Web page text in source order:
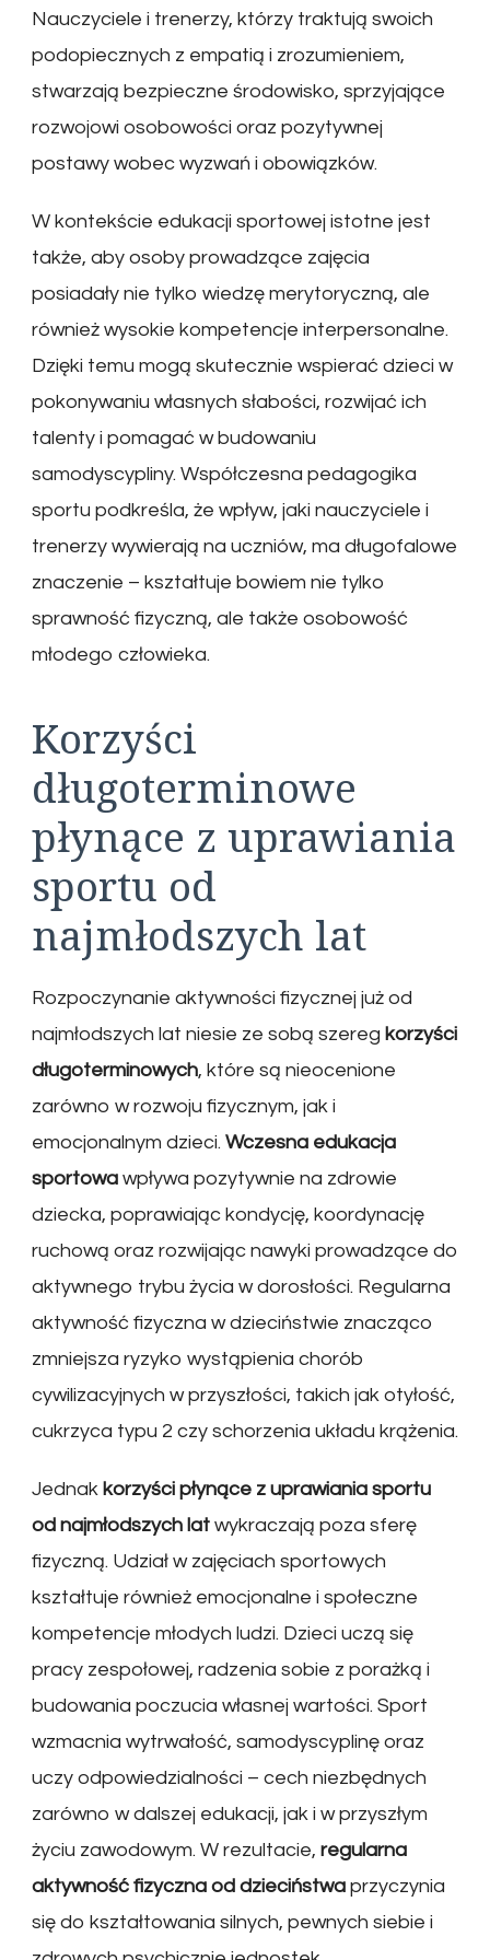
Nauczyciele i trenerzy, którzy traktują swoich
podopiecznych z empatią i zrozumieniem,
stwarzają bezpieczne środowisko, sprzyjające
rozwojowi osobowości oraz pozytywnej
postawy wobec wyzwań i obowiązków.
W kontekście edukacji sportowej istotne jest
także, aby osoby prowadzące zajęcia
posiadały nie tylko wiedzę merytoryczną, ale
również wysokie kompetencje interpersonalne.
Dzięki temu mogą skutecznie wspierać dzieci w
pokonywaniu własnych słabości, rozwijać ich
talenty i pomagać w budowaniu
samodyscypliny. Współczesna pedagogika
sportu podkreśla, że wpływ, jaki nauczyciele i
trenerzy wywierają na uczniów, ma długofalowe
znaczenie – kształtuje bowiem nie tylko
sprawność fizyczną, ale także osobowość
młodego człowieka.
Korzyści
długoterminowe
płynące z uprawiania
sportu od
najmłodszych lat
Rozpoczynanie aktywności fizycznej już od
najmłodszych lat niesie ze sobą szereg korzyści
długoterminowych, które są nieocenione
zarówno w rozwoju fizycznym, jak i
emocjonalnym dzieci. Wczesna edukacja
sportowa wpływa pozytywnie na zdrowie
dziecka, poprawiając kondycję, koordynację
ruchową oraz rozwijając nawyki prowadzące do
aktywnego trybu życia w dorosłości. Regularna
aktywność fizyczna w dzieciństwie znacząco
zmniejsza ryzyko wystąpienia chorób
cywilizacyjnych w przyszłości, takich jak otyłość,
cukrzyca typu 2 czy schorzenia układu krążenia.
Jednak korzyści płynące z uprawiania sportu
od najmłodszych lat wykraczają poza sferę
fizyczną. Udział w zajęciach sportowych
kształtuje również emocjonalne i społeczne
kompetencje młodych ludzi. Dzieci uczą się
pracy zespołowej, radzenia sobie z porażką i
budowania poczucia własnej wartości. Sport
wzmacnia wytrwałość, samodyscyplinę oraz
uczy odpowiedzialności – cech niezbędnych
zarówno w dalszej edukacji, jak i w przyszłym
życiu zawodowym. W rezultacie, regularna
aktywność fizyczna od dzieciństwa przyczynia
się do kształtowania silnych, pewnych siebie i